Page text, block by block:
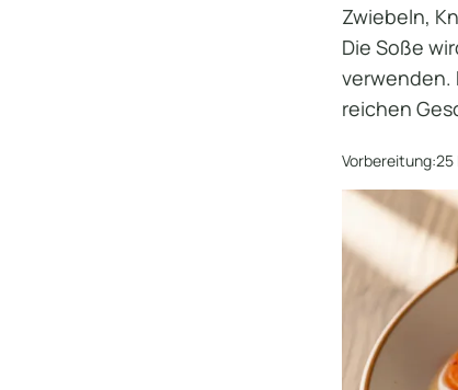
Zwiebeln,
Die Soße
verwenden.
reichen
Vorbereitung:25